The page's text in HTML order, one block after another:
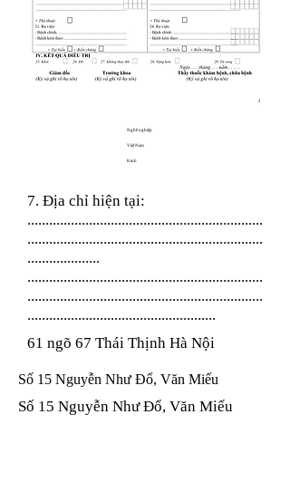
Nghề nghiệp
Việt Nam
Kinh
7. Địa chỉ hiện tại:
.................................................................
.................................................................
....................
.................................................................
.................................................................
....................................................
61 ngõ 67 Thái Thịnh Hà Nội
Số 15 Nguyễn Như Đổ, Văn Miếu
Số 15 Nguyễn Như Đổ, Văn Miếu